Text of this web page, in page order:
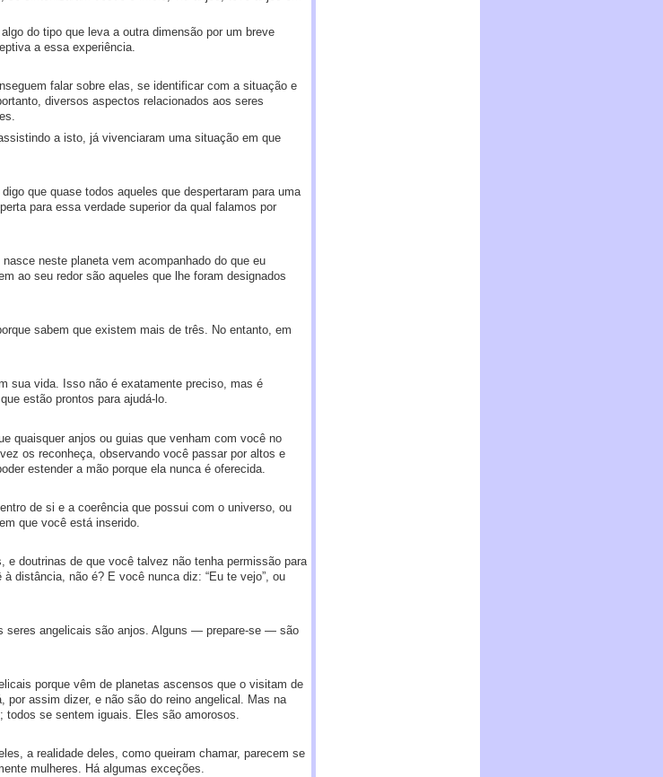
do tipo que leva a outra dimensão por um breve
a essa experiência.
falar sobre elas, se identificar com a situação e
diversos aspectos relacionados aos seres
a isto, já vivenciaram uma situação em que
que quase todos aqueles que despertaram para uma
para essa verdade superior da qual falamos por
neste planeta vem acompanhado do que eu
ao seu redor são aqueles que lhe foram designados
sabem que existem mais de três. No entanto, em
sua vida. Isso não é exatamente preciso, mas é
estão prontos para ajudá-lo.
quaisquer anjos ou guias que venham com você no
os reconheça, observando você passar por altos e
estender a mão porque ela nunca é oferecida.
de si e a coerência que possui com o universo, ou
que você está inserido.
doutrinas de que você talvez não tenha permissão para
distância, não é? E você nunca diz: “Eu te vejo”, ou
seres angelicais são anjos. Alguns — prepare-se — são
porque vêm de planetas ascensos que o visitam de
assim dizer, e não são do reino angelical. Mas na
todos se sentem iguais. Eles são amorosos.
a realidade deles, como queiram chamar, parecem se
mulheres. Há algumas exceções.